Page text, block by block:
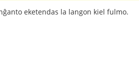
eketendas la langon kiel fulmo.